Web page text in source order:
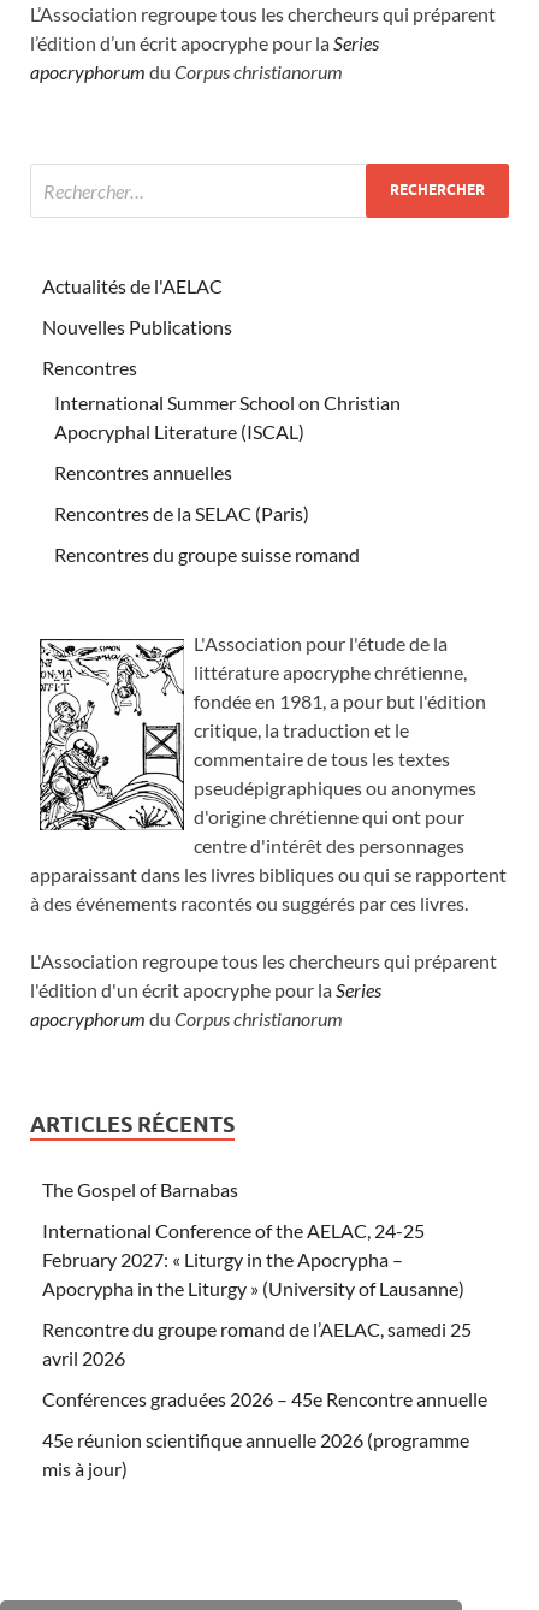
L’Association regroupe tous les chercheurs qui préparent
l’édition d’un écrit apocryphe pour la Series
apocryphorum du Corpus christianorum
Actualités de l'AELAC
Nouvelles Publications
Rencontres
International Summer School on Christian
Apocryphal Literature (ISCAL)
Rencontres annuelles
Rencontres de la SELAC (Paris)
Rencontres du groupe suisse romand
L'Association pour l'étude de la
littérature apocryphe chrétienne,
fondée en 1981, a pour but l'édition
critique, la traduction et le
commentaire de tous les textes
pseudépigraphiques ou anonymes
d'origine chrétienne qui ont pour
centre d'intérêt des personnages
apparaissant dans les livres bibliques ou qui se rapportent
à des événements racontés ou suggérés par ces livres.
L'Association regroupe tous les chercheurs qui préparent
l'édition d'un écrit apocryphe pour la Series
apocryphorum du Corpus christianorum
ARTICLES RÉCENTS
The Gospel of Barnabas
International Conference of the AELAC, 24-25
February 2027: « Liturgy in the Apocrypha –
Apocrypha in the Liturgy » (University of Lausanne)
Rencontre du groupe romand de l’AELAC, samedi 25
avril 2026
Conférences graduées 2026 – 45e Rencontre annuelle
45e réunion scientifique annuelle 2026 (programme
mis à jour)